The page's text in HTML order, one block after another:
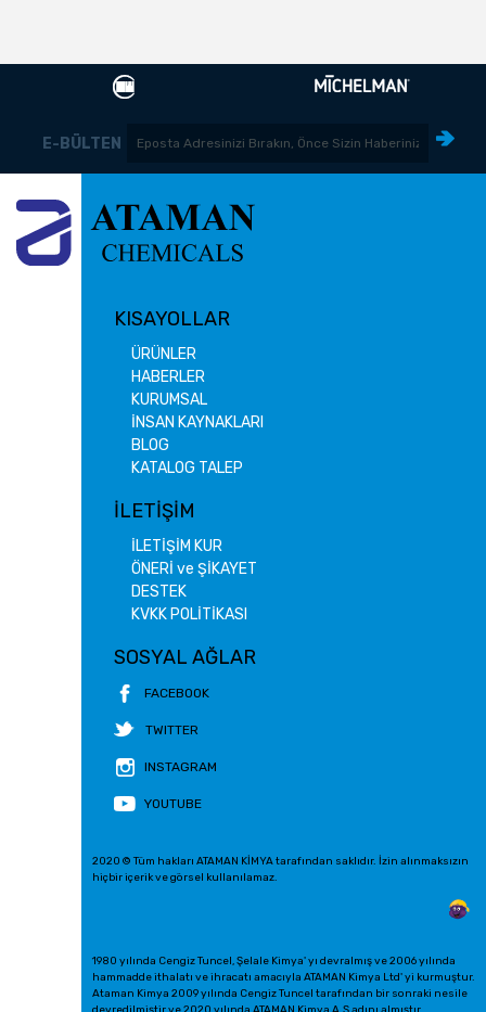
E-BÜLTEN
KISAYOLLAR
ÜRÜNLER
HABERLER
KURUMSAL
İNSAN KAYNAKLARI
BLOG
KATALOG TALEP
İLETİŞİM
İLETİŞİM KUR
ÖNERİ ve ŞİKAYET
DESTEK
KVKK POLİTİKASI
SOSYAL AĞLAR
FACEBOOK
TWITTER
INSTAGRAM
YOUTUBE
2020 © Tüm hakları ATAMAN KİMYA tarafından saklıdır. İzin alınmaksızın
hiçbir içerik ve görsel kullanılamaz.
1980 yılında Cengiz Tuncel, Şelale Kimya' yı devralmış ve 2006 yılında
hammadde ithalatı ve ihracatı amacıyla ATAMAN Kimya Ltd' yi kurmuştur.
Ataman Kimya 2009 yılında Cengiz Tuncel tarafından bir sonraki nesile